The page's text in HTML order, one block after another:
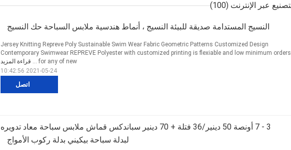
(100)
النسيج المستدامة صديقة للبيئة النسيج ، أنماط هندسية ملابس السباحة حك النسيج
اتصل
Jersey Knitting Repreve Poly Sustainable Swim Wear Fabric Geometric Patterns Customized Design
Contemporary Swimwear REPREVE Polyester with customized printing is flexiable and low minimum orders
for any of new ...
قراءة المزيد
2021-05-24 10:42:56
3 - 7 أونصة 50 دينير/36 فتلة + 70 دينير سباندكس قماش ملابس سباحة معاد تدويره
لبدلة سباحة بيكيني بدلة ركوب الأمواج